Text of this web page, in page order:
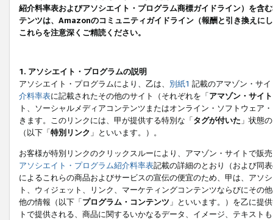
紹介料率表およびアソシエイト・プログラム商標ガイドライン）を
テンツは、Amazonのコミュニティガイドライン（報酬と引き換えに
これらを注意深くご精読ください。
1. アソシエイト・プログラムの説明
アソシエイト・プログラムにより、乙は、 別紙1 記載のアマゾン・サ
介料率表に記載されたその他のサイト（それぞれを「アマゾン・サイト
ト、ソーシャルメディアコンテンツまたはオンライン・ソフトウェア
きます。このリンクには、甲が提供する特別な「タグが付いた 」状態
（以下「特別リンク 」といいます。）。
お客様が特別リンクのクリックスルーにより、アマゾン・サイトで販
アソシエイト・プログラム紹介料率表記載の詳細のとおり（および同
によるこれらの商品およびサービスの宣伝の便宜のため、甲は、アソ
ト、ウィジェット、リンク、マーケティングコンテンツならびにその
他の情報（以下「プログラム・コンテンツ 」といいます。）を乙に提
トで提供される、商品に関するいかなるデータ、イメージ、テキス